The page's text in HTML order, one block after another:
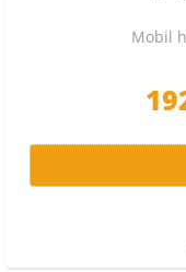
Mobil